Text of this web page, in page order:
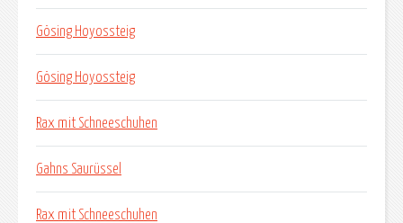
Gösing Hoyossteig
Gösing Hoyossteig
Rax mit Schneeschuhen
Gahns Saurüssel
Rax mit Schneeschuhen